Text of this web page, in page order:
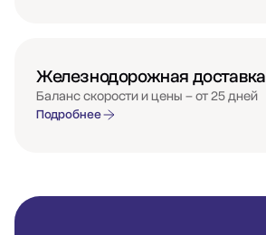
Железнодорожная доставка
Баланс скорости и цены – от 25 дней
Подробнее